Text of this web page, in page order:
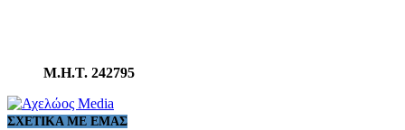
Μ.Η.Τ. 242795
ΣΧΕΤΙΚΆ ΜΕ ΕΜΆΣ